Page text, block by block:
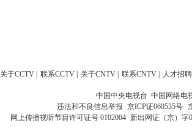
关于CCTV 联系CCTV 关于CNTV 联系CNTV 人才招聘
中国中央电视台 中国网络电
违法和不良信息举报 京ICP证060535号
网上传播视听节目许可证号 0102004 新出网证（京）